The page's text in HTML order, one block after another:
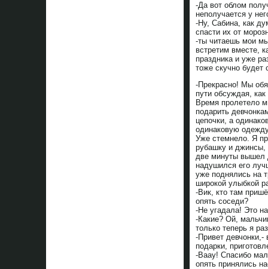
-Да вот облом
неполучается у
-Ну, Сабина, как
спасти их от
-ты читаешь мои
встретим вместе,
праздника и уже
тоже скучно будет
-Прекрасно! Мы
пути обсуждая,
Время пролетело
подарить
цепочки, а
одинаковую
Уже стемнело. Я
рубашку и джинсы,
две минуты вышел
надушился его
уже поднялись на
широкой улыбкой
-Вик, кто там
опять соседи?
-Не угадала! Это
-Какие? Ой,
только теперь я
-Привет
подарки,
-Ваау! Спасибо
опять принялись